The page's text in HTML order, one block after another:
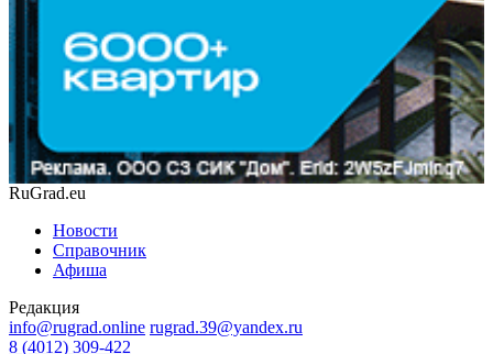
RuGrad.eu
Новости
Справочник
Афиша
Редакция
info@rugrad.online rugrad.39@yandex.ru
8 (4012) 309-422